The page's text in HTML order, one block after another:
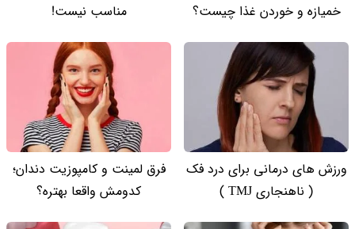
خمیازه و خوردن غذا چیست؟
مناسب نیست!
ورزش های درمانی برای درد فک
( ناهنجاری TMJ )
فرق لمینت و کامپوزیت دندان؛
کدومش واقعا بهتره؟